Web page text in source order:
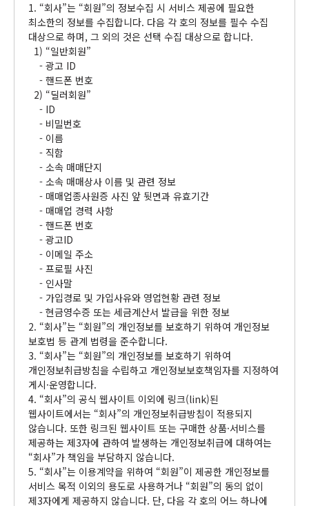
1. “회사”는 “회원”의 정보수집 시 서비스 제공에 필요한
최소한의 정보를 수집합니다. 다음 각 호의 정보를 필수 수집
대상으로 하며, 그 외의 것은 선택 수집 대상으로 합니다.
1) “일반회원”
- 광고 ID
- 핸드폰 번호
2) “딜러회원”
- ID
- 비밀번호
- 이름
- 직함
- 소속 매매단지
- 소속 매매상사 이름 및 관련 정보
- 매매업종사원증 사진 앞 뒷면과 유효기간
- 매매업 경력 사항
- 핸드폰 번호
- 광고ID
- 이메일 주소
- 프로필 사진
- 인사말
- 가입경로 및 가입사유와 영업현황 관련 정보
- 현금영수증 또는 세금계산서 발급을 위한 정보
2. “회사”는 “회원”의 개인정보를 보호하기 위하여 개인정보
보호법 등 관계 법령을 준수합니다.
3. “회사”는 “회원”의 개인정보를 보호하기 위하여
개인정보취급방침을 수립하고 개인정보보호책임자를 지정하여
게시·운영합니다.
4. “회사”의 공식 웹사이트 이외에 링크(link)된
웹사이트에서는 “회사”의 개인정보취급방침이 적용되지
않습니다. 또한 링크된 웹사이트 또는 구매한 상품·서비스를
제공하는 제3자에 관하여 발생하는 개인정보취급에 대하여는
“회사”가 책임을 부담하지 않습니다.
5. “회사”는 이용계약을 위하여 “회원”이 제공한 개인정보를
서비스 목적 이외의 용도로 사용하거나 “회원”의 동의 없이
제3자에게 제공하지 않습니다. 단, 다음 각 호의 어느 하나에